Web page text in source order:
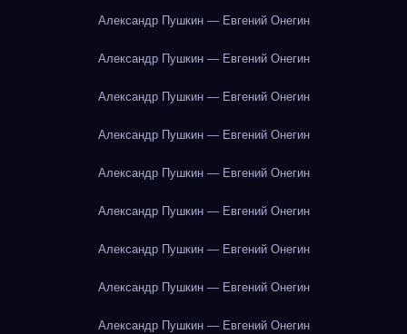
Александр Пушкин — Евгений Онегин
Александр Пушкин — Евгений Онегин
Александр Пушкин — Евгений Онегин
Александр Пушкин — Евгений Онегин
Александр Пушкин — Евгений Онегин
Александр Пушкин — Евгений Онегин
Александр Пушкин — Евгений Онегин
Александр Пушкин — Евгений Онегин
Александр Пушкин — Евгений Онегин